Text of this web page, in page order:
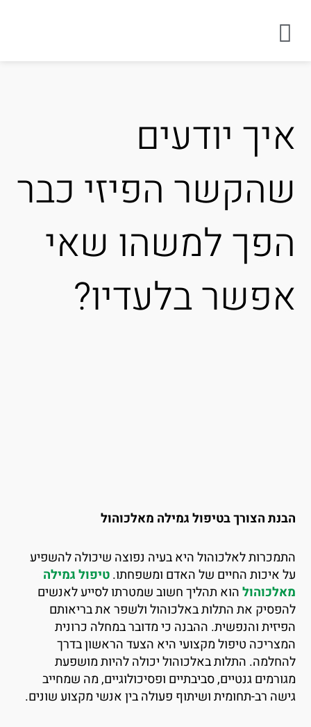
יודעים
הפיזי כבר
למשהו שאי
בלעדיו?
הצורך בטיפול גמילה מאלכוהול
לאלכוהול היא בעיה נפוצה שיכולה להשפיע
איכות החיים של האדם ומשפחתו.טיפול גמילה
הוא תהליך חשוב שמטרתו לסייע לאנשים
את התלות באלכוהול ולשפר את בריאותם
והנפשית. ההבנה כי מדובר במחלה כרונית
טיפול מקצועי היא הצעד הראשון בדרך
התלות באלכוהול יכולה להיות מושפעת
גנטיים, סביבתיים ופסיכולוגיים, מה שמחייב
רב-תחומית ושיתוף פעולה בין אנשי מקצוע שונים.